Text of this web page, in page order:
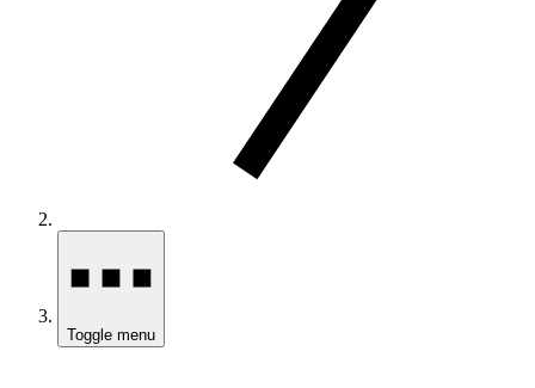
Toggle menu